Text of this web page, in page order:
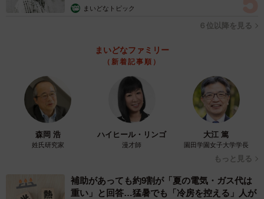
【出典】
▽YouTubeをしているお笑い芸人12選！人気をランキング
https://tpranking.com/youtube-comedian
http://tpranking.com/
まいどなトピック
６位以降を見る
まいどなファミリー
（新着記事順）
森岡 浩
姓氏研究家
ハイヒール・リンゴ
漫才師
大江 篤
園田学園女子大学学長
もっと見る
補助があっても約9割が「夏の電気・ガス代は
重い」と回答…猛暑でも「冷房を控える」人が